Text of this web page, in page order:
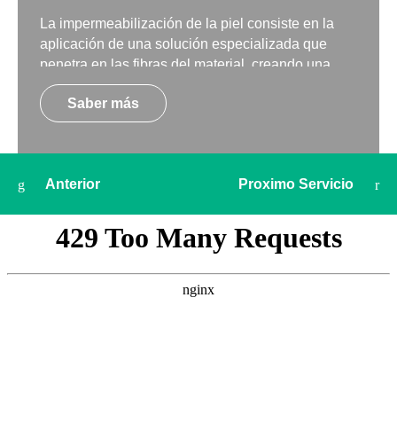
La impermeabilización de la piel consiste en la
aplicación de una solución especializada que
penetra en las fibras del material, creando una
barrera protectora contra la absorción de líquidos
y la aparición de manchas.
Saber más
Anterior Proximo Servicio